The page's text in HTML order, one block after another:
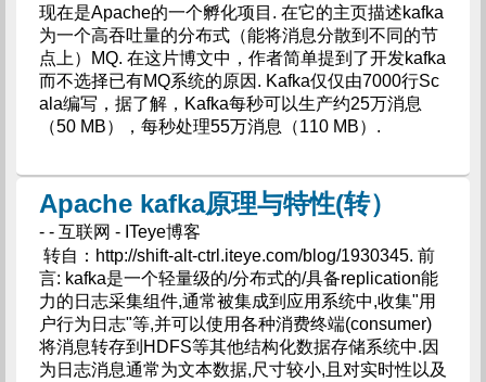
现在是Apache的一个孵化项目. 在它的主页描述kafka
为一个高吞吐量的分布式（能将消息分散到不同的节
点上）MQ. 在这片博文中，作者简单提到了开发kafka
而不选择已有MQ系统的原因. Kafka仅仅由7000行Sc
ala编写，据了解，Kafka每秒可以生产约25万消息
（50 MB），每秒处理55万消息（110 MB）.
Apache kafka原理与特性(转）
- - 互联网 - ITeye博客
转自：http://shift-alt-ctrl.iteye.com/blog/1930345. 前
言: kafka是一个轻量级的/分布式的/具备replication能
力的日志采集组件,通常被集成到应用系统中,收集"用
户行为日志"等,并可以使用各种消费终端(consumer)
将消息转存到HDFS等其他结构化数据存储系统中.因
为日志消息通常为文本数据,尺寸较小,且对实时性以及